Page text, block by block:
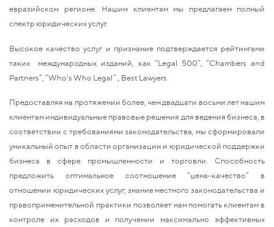
евразийском регионе. Нашим клиентам мы предлагаем полный
спектр юридических услуг.
Высокое качество услуг и признание подтверждается рейтингами
таких международных изданий, как “Legal 500”, “Chambers and
Partners”, “Who's Who Legal”., Best Lawyers.
Предоставляя на протяжении более, чем двадцати восьми лет нашим
клиентам индивидуальные правовые решения для ведения бизнеса, в
соответствии с требованиями законодательства, мы сформировали
уникальный опыт в области организации и юридической поддержки
бизнеса в сфере промышленности и торговли. Способность
предложить оптимальное соотношение “цена-качество” в
отношении юридических услуг, знание местного законодательства и
правоприменительной практики позволяет нам помогать клиентам в
контроле их расходов и получении максимально эффективных